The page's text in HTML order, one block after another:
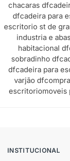
chacaras df
dfcadeira para
escritorio st de
industria e
habitacional df
sobradinho df
dfcadeira para
varjão df
escritoriomoveis
INSTITUCIONAL